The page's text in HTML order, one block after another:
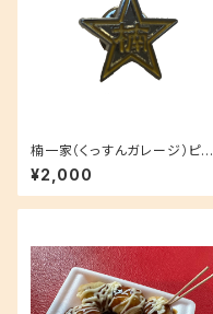
楠一家（くっすんガレージ）ピン
バッチ（映画「銀幕の詩」限定）
¥2,000